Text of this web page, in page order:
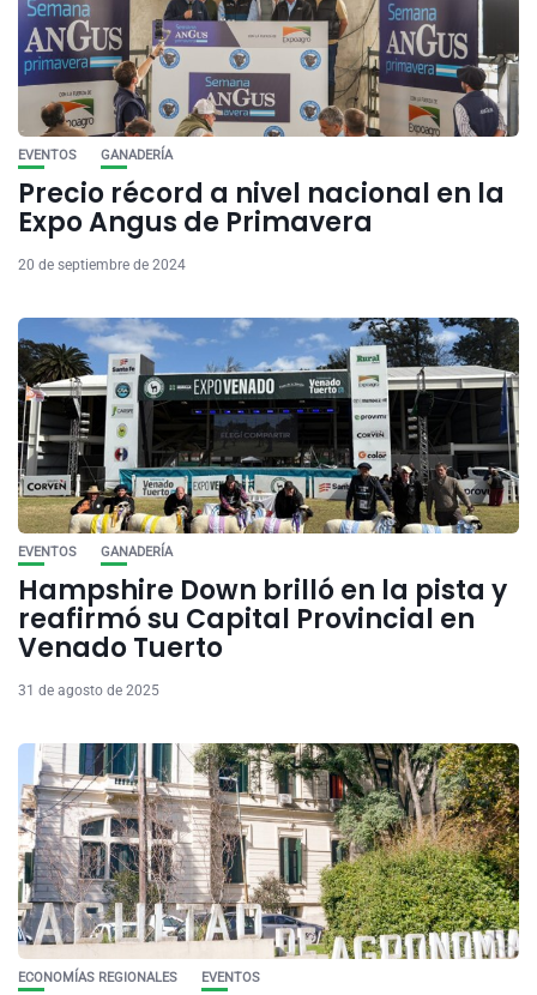
EVENTOS GANADERÍA
Precio récord a nivel nacional en la
Expo Angus de Primavera
20 de septiembre de 2024
EVENTOS GANADERÍA
Hampshire Down brilló en la pista y
reafirmó su Capital Provincial en
Venado Tuerto
31 de agosto de 2025
ECONOMÍAS REGIONALES EVENTOS